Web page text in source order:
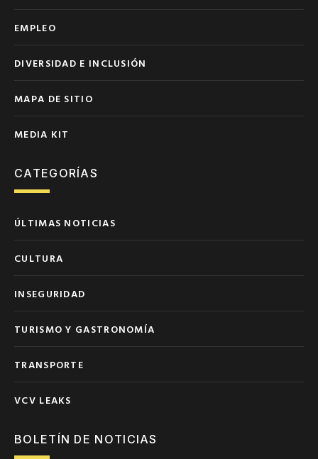
EMPLEO
DIVERSIDAD E INCLUSIÓN
MAPA DE SITIO
MEDIA KIT
CATEGORÍAS
ÚLTIMAS NOTICIAS
CULTURA
INSEGURIDAD
TURISMO Y GASTRONOMÍA
TRANSPORTE
VCV LEAKS
BOLETÍN DE NOTICIAS